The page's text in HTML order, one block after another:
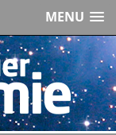
MENU